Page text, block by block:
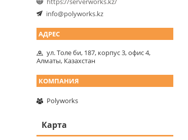
info@polyworks.kz
ул. Толе би, 187, корпус 3, офис 4,
Алматы, Казахстан
Polyworks
Карта